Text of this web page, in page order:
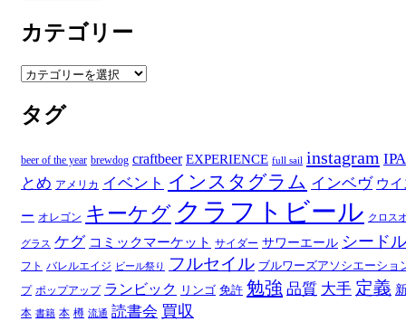
カ
イ
ブ
カテゴリー
カ
ゴ
リ
タグ
beer of the year brewdog craftbeer EXPERIENCE full sail instagram IPA
とめ アメリカ イベント インスタグラム インベヴ ウ
ー オレゴン キーケグ クラフトビール クロス
グラス ケグ コミックマーケット サイダー サワーエール シードル
フト バレルエイジ ビール祭り フルセイル ブルワーズアソシエーショ
プ ポップアップ ランビック リンゴ 免許 勉強 品質 大手 定義
本 書籍 本 樽 流通 読書会 買収